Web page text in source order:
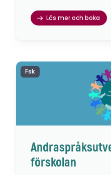
Läs mer och boka
förskolan
Fsk